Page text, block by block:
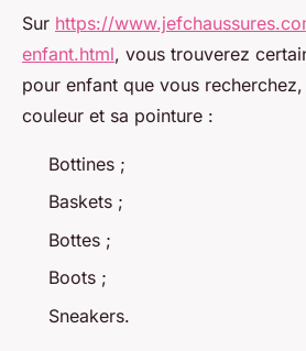
Sur https://
enfant.html, vous trouverez
pour enfant que vous
couleur et sa pointure :
Bottines ;
Baskets ;
Bottes ;
Boots ;
Sneakers.